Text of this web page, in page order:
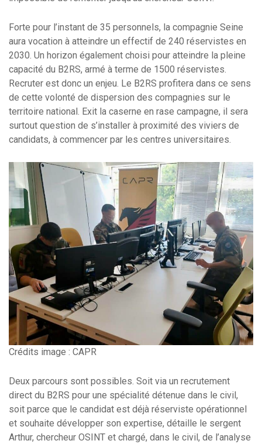
Forte pour l’instant de 35 personnels, la compagnie Seine
aura vocation à atteindre un effectif de 240 réservistes en
2030. Un horizon également choisi pour atteindre la pleine
capacité du B2RS, armé à terme de 1500 réservistes.
Recruter est donc un enjeu. Le B2RS profitera dans ce sens
de cette volonté de dispersion des compagnies sur le
territoire national. Exit la caserne en rase campagne, il sera
surtout question de s’installer à proximité des viviers de
candidats, à commencer par les centres universitaires.
Crédits image : CAPR
Deux parcours sont possibles. Soit via un recrutement
direct du B2RS pour une spécialité détenue dans le civil,
soit parce que le candidat est déjà réserviste opérationnel
et souhaite développer son expertise, détaille le sergent
Arthur, chercheur OSINT et chargé, dans le civil, de l’analyse